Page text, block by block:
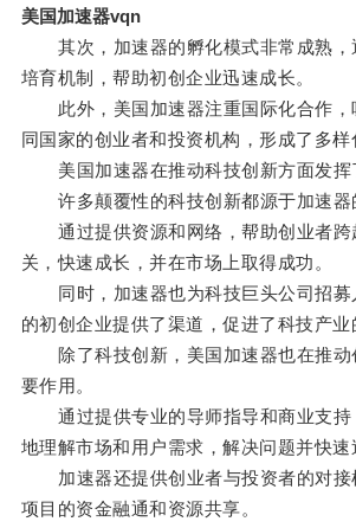
美国加速器vqn
其次，加速器的孵化模式非常成熟，
培育机制，帮助初创企业迅速成长。
此外，美国加速器注重国际化合作，
同国家的创业者和投资机构，形成了多样
美国加速器在推动科技创新方面发挥
许多颠覆性的科技创新都源于加速器
通过提供资源和网络，帮助创业者跨
关，快速成长，并在市场上取得成功。
同时，加速器也为科技巨头公司招募
的初创企业提供了渠道，促进了科技产业
除了科技创新，美国加速器也在推动
要作用。
通过提供专业的导师指导和商业支持
地理解市场和用户需求，解决问题并快速
加速器还提供创业者与投资者的对接
项目的资金融通和资源共享。